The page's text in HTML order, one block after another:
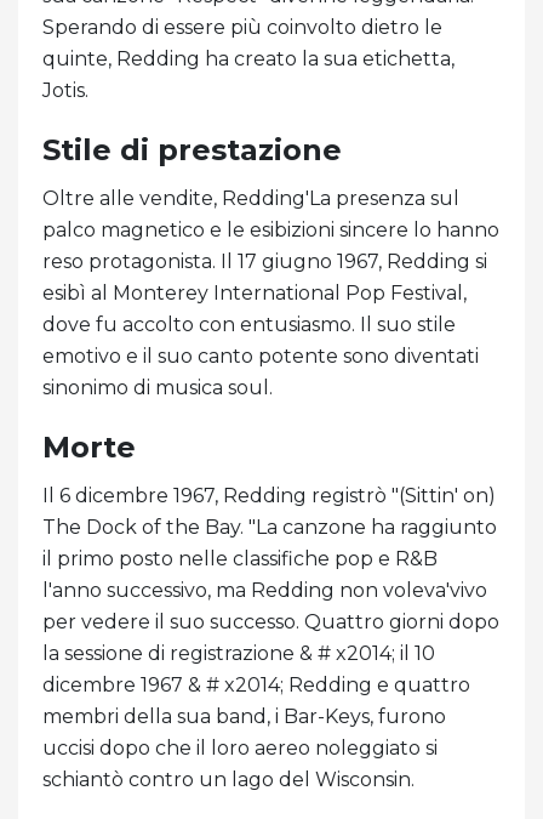
Sperando di essere più coinvolto dietro le
quinte, Redding ha creato la sua etichetta,
Jotis.
Stile di prestazione
Oltre alle vendite, Redding'La presenza sul
palco magnetico e le esibizioni sincere lo hanno
reso protagonista. Il 17 giugno 1967, Redding si
esibì al Monterey International Pop Festival,
dove fu accolto con entusiasmo. Il suo stile
emotivo e il suo canto potente sono diventati
sinonimo di musica soul.
Morte
Il 6 dicembre 1967, Redding registrò "(Sittin' on)
The Dock of the Bay. "La canzone ha raggiunto
il primo posto nelle classifiche pop e R&B
l'anno successivo, ma Redding non voleva'vivo
per vedere il suo successo. Quattro giorni dopo
la sessione di registrazione & # x2014; il 10
dicembre 1967 & # x2014; Redding e quattro
membri della sua band, i Bar-Keys, furono
uccisi dopo che il loro aereo noleggiato si
schiantò contro un lago del Wisconsin.